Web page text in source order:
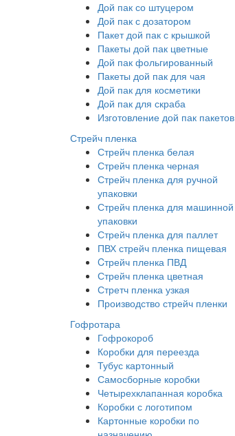
Дой пак со штуцером
Дой пак с дозатором
Пакет дой пак с крышкой
Пакеты дой пак цветные
Дой пак фольгированный
Пакеты дой пак для чая
Дой пак для косметики
Дой пак для скраба
Изготовление дой пак пакетов
Стрейч пленка
Стрейч пленка белая
Стрейч пленка черная
Стрейч пленка для ручной
упаковки
Стрейч пленка для машинной
упаковки
Стрейч пленка для паллет
ПВХ стрейч пленка пищевая
Cтрейч пленка ПВД
Стрейч пленка цветная
Стретч пленка узкая
Производство стрейч пленки
Гофротара
Гофрокороб
Коробки для переезда
Тубус картонный
Самосборные коробки
Четырехклапанная коробка
Коробки с логотипом
Картонные коробки по